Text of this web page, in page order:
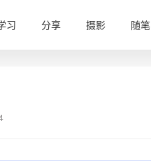
习 分享 摄影 随笔